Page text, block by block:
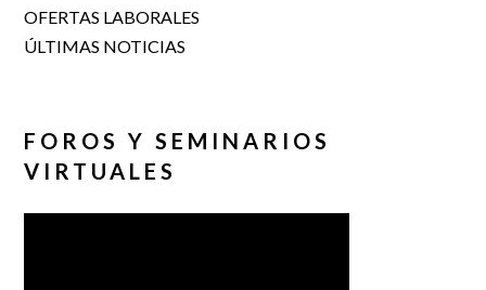
OFERTAS LABORALES
ÚLTIMAS NOTICIAS
FOROS Y SEMINARIOS
VIRTUALES